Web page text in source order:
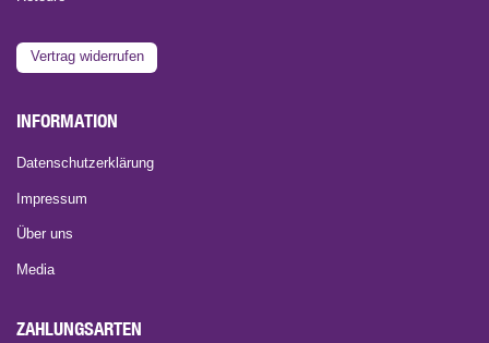
Vertrag widerrufen
INFORMATION
Datenschutzerklärung
Impressum
Über uns
Media
ZAHLUNGSARTEN